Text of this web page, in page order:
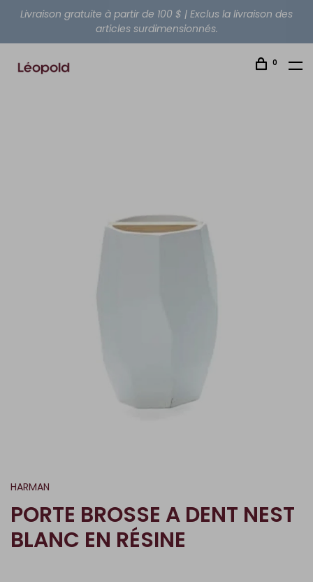
Livraison gratuite à partir de 100 $ | Exclus la livraison des
articles surdimensionnés.
0
HARMAN
PORTE BROSSE A DENT NEST
BLANC EN RÉSINE